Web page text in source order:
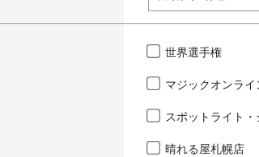
世界選手権
マジックオンライ
スポットライト
晴れる屋札幌店